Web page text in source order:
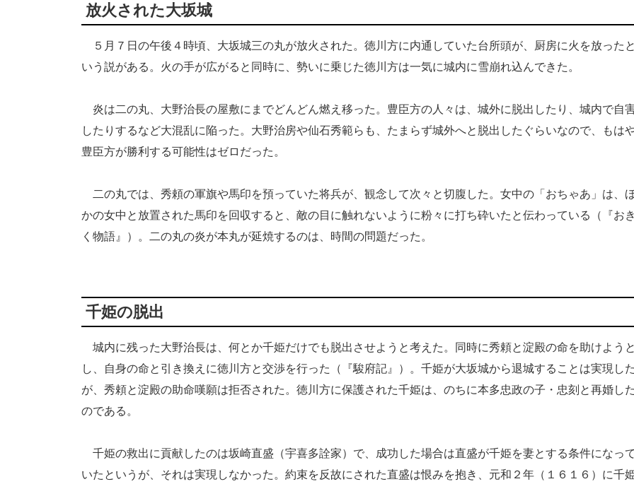
放火された大坂城
５月７日の午後４時頃、大坂城三の丸が放火された。徳川方に内通していた台所頭が、厨房に火を放ったと
いう説がある。火の手が広がると同時に、勢いに乗じた徳川方は一気に城内に雪崩れ込んできた。
炎は二の丸、大野治長の屋敷にまでどんどん燃え移った。豊臣方の人々は、城外に脱出したり、城内で自
したりするなど大混乱に陥った。大野治房や仙石秀範らも、たまらず城外へと脱出したぐらいなので、もは
豊臣方が勝利する可能性はゼロだった。
二の丸では、秀頼の軍旗や馬印を預っていた将兵が、観念して次々と切腹した。女中の「おちゃあ」は、ほ
かの女中と放置された馬印を回収すると、敵の目に触れないように粉々に打ち砕いたと伝わっている（『おき
く物語』）。二の丸の炎が本丸が延焼するのは、時間の問題だった。
千姫の脱出
城内に残った大野治長は、何とか千姫だけでも脱出させようと考えた。同時に秀頼と淀殿の命を助けようと
し、自身の命と引き換えに徳川方と交渉を行った（『駿府記』）。千姫が大坂城から退城することは実現した
が、秀頼と淀殿の助命嘆願は拒否された。徳川方に保護された千姫は、のちに本多忠政の子・忠刻と再婚した
のである。
千姫の救出に貢献したのは坂崎直盛（宇喜多詮家）で、成功した場合は直盛が千姫を妻とする条件になって
いたというが、それは実現しなかった。約束を反故にされた直盛は恨みを抱き、元和２年（１６１６）に千